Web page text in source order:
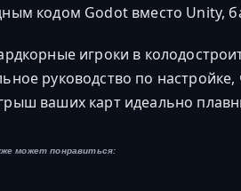
кодом Godot вместо Unity,
игроки в
руководство по
ваших карт идеально
может понравиться: